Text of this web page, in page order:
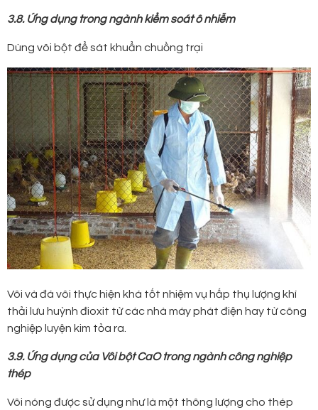
3.8. Ứng dụng trong ngành kiểm soát ô nhiễm
Dùng vôi bột để sát khuẩn chuồng trại
Vôi và đá vôi thực hiện khá tốt nhiệm vụ hấp thụ lượng khí
thải lưu huỳnh đioxit từ các nhà máy phát điện hay từ công
nghiệp luyện kim tỏa ra.
3.9. Ứng dụng của Vôi bột CaO trong ngành công nghiệp
thép
Vôi nóng được sử dụng như là một thông lượng cho thép